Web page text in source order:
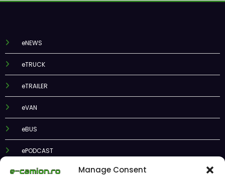
Manage Consent
eNEWS
eTRUCK
eTRAILER
eVAN
eBUS
ePODCAST